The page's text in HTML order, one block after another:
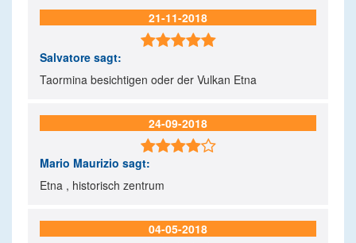
21-11-2018

Salvatore sagt:
Taormina besichtigen oder der Vulkan Etna
24-09-2018

Mario Maurizio sagt:
Etna , historisch zentrum
04-05-2018